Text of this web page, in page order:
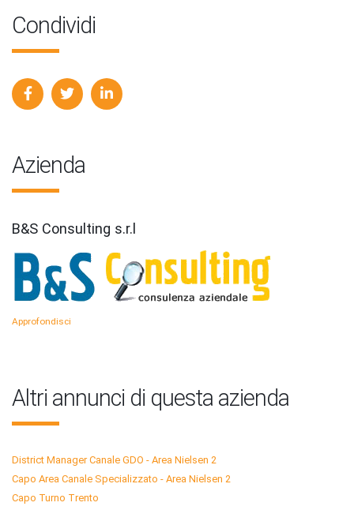
Condividi
Azienda
B&S Consulting s.r.l
Approfondisci
Altri annunci di questa azienda
District Manager Canale GDO - Area Nielsen 2
Capo Area Canale Specializzato - Area Nielsen 2
Capo Turno Trento